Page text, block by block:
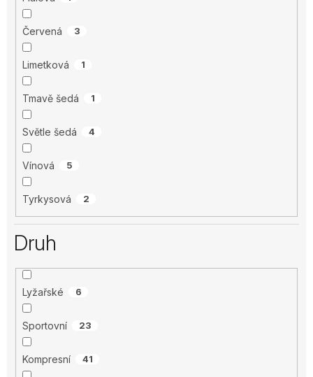
Červená 3
Limetková 1
Tmavě šedá 1
Světle šedá 4
Vínová 5
Tyrkysová 2
Druh
Lyžařské 6
Sportovní 23
Kompresní 41